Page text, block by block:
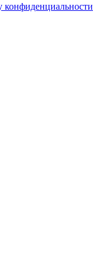
конфиденциальности